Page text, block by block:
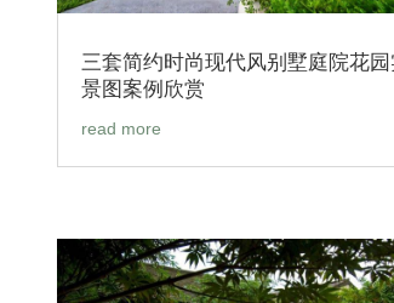
三套简约时尚现代风别墅庭院花园
景图案例欣赏
read more